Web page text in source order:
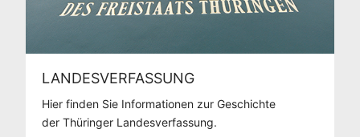
LANDESVERFASSUNG
Hier finden Sie Informationen zur Geschichte
der Thüringer Landesverfassung.